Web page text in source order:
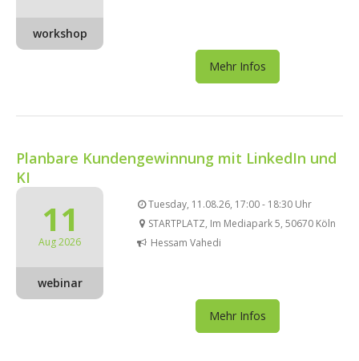
workshop
Mehr Infos
Planbare Kundengewinnung mit LinkedIn und
KI
11
Aug 2026
webinar
Tuesday, 11.08.26, 17:00 - 18:30 Uhr
STARTPLATZ, Im Mediapark 5, 50670 Köln
Hessam Vahedi
Mehr Infos